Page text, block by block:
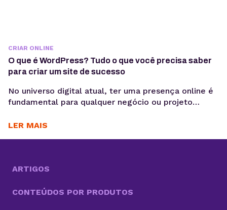
CRIAR ONLINE
O que é WordPress? Tudo o que você precisa saber
para criar um site de sucesso
No universo digital atual, ter uma presença online é
fundamental para qualquer negócio ou projeto
criar e gerenciar sites é o WordPress. Mas afinal, o
LER MAIS
ARTIGOS
CONTEÚDOS POR PRODUTOS